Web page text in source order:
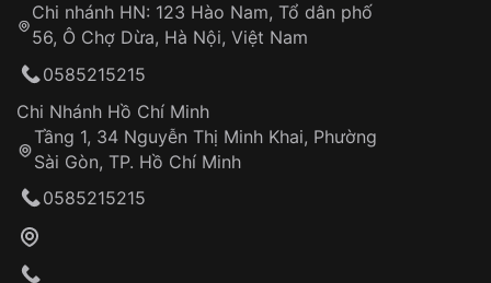
Từ khóa SEO:
Khách hàng kiểm tra và thanh toán trực tiếp
Đảm bảo quyền lợi khách hàng
Đồng hành cùng khách hàng trong suốt quá
trình sử dụng
Chi nhánh HN: 123 Hào Nam, Tổ dân phố
56, Ô Chợ Dừa, Hà Nội, Việt Nam
0585215215
Chi Nhánh Hồ Chí Minh
Tầng 1, 34 Nguyễn Thị Minh Khai, Phường
Sài Gòn, TP. Hồ Chí Minh
0585215215